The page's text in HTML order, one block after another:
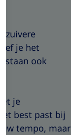
zuivere
je het
ook
je
best past bij
tempo, maar